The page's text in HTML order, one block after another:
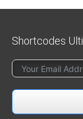
Shortcodes